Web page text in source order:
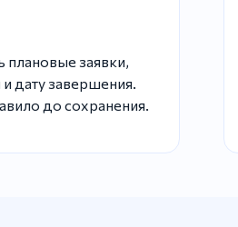
плановые заявки,
дату завершения.
до сохранения.